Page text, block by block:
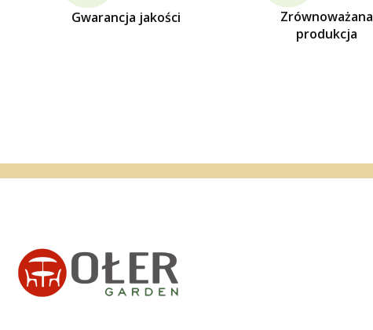
Gwarancja jakości
Zrównoważana
produkcja